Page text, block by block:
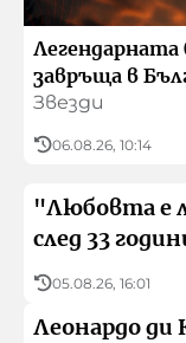
Легендарната
завръща в
Звезди
06.08.26, 10:14
"Любовта е
след 33
05.08.26, 16:01
Леонардо ди